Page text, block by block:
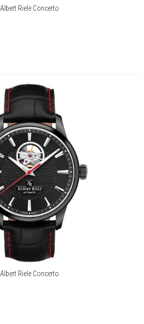
Albert Riele Concerto
Albert Riele Concerto